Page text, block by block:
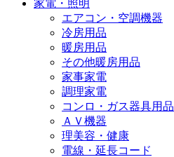
家電・照明
エアコン・空調機器
冷房用品
暖房用品
その他暖房用品
家事家電
調理家電
コンロ・ガス器具用品
ＡＶ機器
理美容・健康
電線・延長コード